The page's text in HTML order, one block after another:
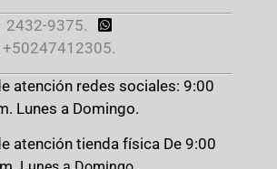
2432-9375.
+50247412305.
atención redes sociales: 9:00
Lunes a Domingo.
atención tienda física De 9:00